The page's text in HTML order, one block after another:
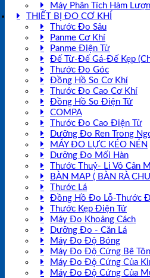
Máy Phân Tích Hàm
THIẾT BỊ ĐO CƠ KHÍ
Thước Đo Sâu
Panme Cơ Khí
Panme Điện Tử
Đế Từ-Đế Gá-Đế Kẹp
Thước Đo Góc
Đồng Hồ So Cơ Khí
Thước Đo Cao Cơ Khí
Đồng Hồ So Điện Tử
COMPA
Thước Đo Cao Điện Tử
Dưỡng Đo Ren Trong
MÁY ĐO LỰC KÉO NÉN
Dưỡng Đo Mối Hàn
Thước Thuỷ- Li Vô Cân
BÀN MAP ( BÀN RÀ
Thước Lá
Đồng Hồ Đo Lỗ-Thước
Thước Kẹp Điện Tử
Máy Đo Khoảng Cách
Dưỡng Đo - Căn Lá
Máy Đo Độ Bóng
Máy Đo Độ Cứng Bê
Máy Đo Độ Cứng Của
Máy Đo Độ Cứng Của